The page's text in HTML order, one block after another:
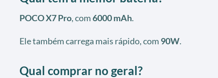
POCO X7 Pro, com6000 mAh.
Ele também carrega mais rápido, com 90W.
Qual comprar no geral?